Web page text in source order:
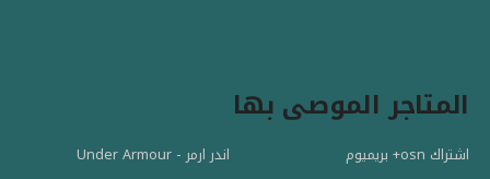
المتاجر الموصى بها
اشتراك osn+ بريميوم
اندر ارمر - Under Armour